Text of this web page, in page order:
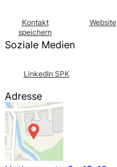
Kontakt
speichern
Website
Soziale Medien
LinkedIn SPK
Adresse